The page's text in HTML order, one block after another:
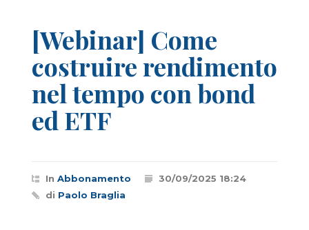
[Webinar] Come
costruire rendimento
nel tempo con bond
ed ETF
In Abbonamento
30/09/2025 18:24
di Paolo Braglia